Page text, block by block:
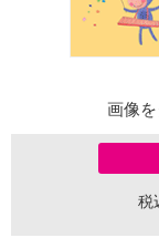
画像を
税